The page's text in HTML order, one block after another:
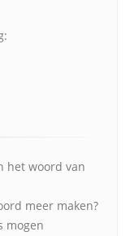
het woord van
meer maken?
mogen